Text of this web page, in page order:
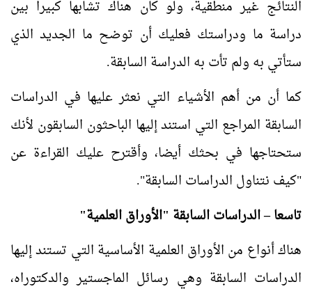
النتائج غير منطقية، ولو كان هناك تشابها كبيرا بين
دراسة ما ودراستك فعليك أن توضح ما الجديد الذي
ستأتي به ولم تأت به الدراسة السابقة.
كما أن من أهم الأشياء التي نعثر عليها في الدراسات
السابقة المراجع التي استند إليها الباحثون السابقون لأنك
ستحتاجها في بحثك أيضا، وأقترح عليك القراءة عن
"كيف نتناول الدراسات السابقة".
تاسعا – الدراسات السابقة "الأوراق العلمية"
هناك أنواع من الأوراق العلمية الأساسية التي تستند إليها
الدراسات السابقة وهي رسائل الماجستير والدكتوراه،